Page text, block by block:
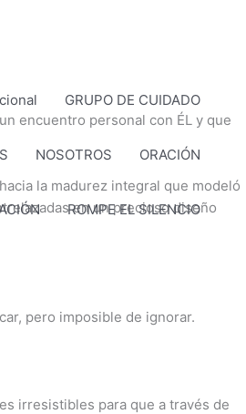
GRUPO DE CUIDADO
NOSOTROS ORACIÓN
ROMPE EL SILENCIO
encuentro personal con ÉL y que
la madurez integral que modeló
en un precioso diseño
pero imposible de ignorar.
irresistibles para que a través de